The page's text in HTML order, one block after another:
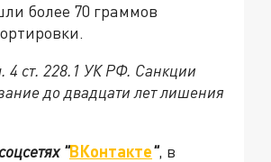
более 70 граммов
4 ст. 228.1 УК РФ. Санкции
до двадцати лет лишения
"ВКонтакте", в